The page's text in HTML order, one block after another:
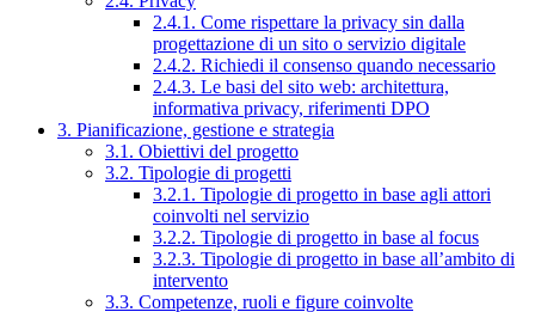
2.4.1. Come rispettare la privacy sin dalla
progettazione di un sito o servizio digitale
2.4.2. Richiedi il consenso quando necessario
2.4.3. Le basi del sito web: architettura,
informativa privacy, riferimenti DPO
3. Pianificazione, gestione e strategia
3.1. Obiettivi del progetto
3.2. Tipologie di progetti
3.2.1. Tipologie di progetto in base agli attori
coinvolti nel servizio
3.2.2. Tipologie di progetto in base al focus
3.2.3. Tipologie di progetto in base all’ambito di
intervento
3.3. Competenze, ruoli e figure coinvolte